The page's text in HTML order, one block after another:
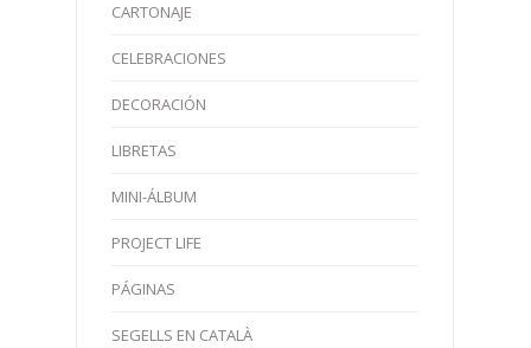
CARTONAJE
CELEBRACIONES
DECORACIÓN
LIBRETAS
MINI-ÁLBUM
PROJECT LIFE
PÁGINAS
SEGELLS EN CATALÀ